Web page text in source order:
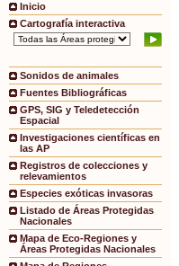
Inicio
Cartografía interactiva
Sonidos de animales
Fuentes Bibliográficas
GPS, SIG y Teledetección
Espacial
Investigaciones científicas en
las AP
Registros de colecciones y
relevamientos
Especies exóticas invasoras
Listado de Áreas Protegidas
Nacionales
Mapa de Eco-Regiones y
Áreas Protegidas Nacionales